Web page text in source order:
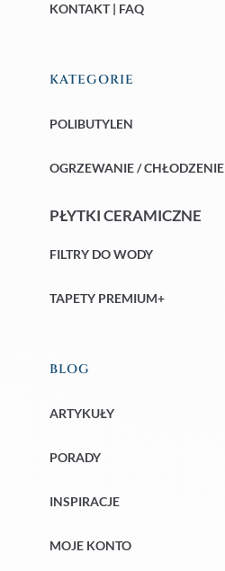
KONTAKT | FAQ
KATEGORIE
POLIBUTYLEN
OGRZEWANIE / CHŁODZENIE
PŁYTKI CERAMICZNE
FILTRY DO WODY
TAPETY PREMIUM+
BLOG
ARTYKUŁY
PORADY
INSPIRACJE
MOJE KONTO